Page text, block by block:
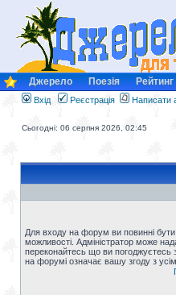
Джерело Поезія Рейтинг
Вхід Реєстрація Написати
Сьогодні: 06 серпня 2026, 02:45
Для входу на форум ви повинні бути
можливості. Адміністратор може
переконайтесь що ви погоджуєтесь
на форумі означає вашу згоду з